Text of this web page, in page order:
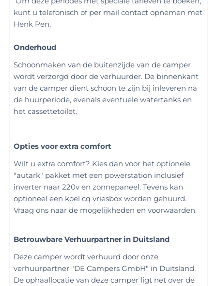
kunt u telefonisch of per mail contact opnemen met
Henk Pen.
Onderhoud
Schoonmaken van de buitenzijde van de camper
wordt verzorgd door de verhuurder. De binnenkant
van de camper dient schoon te zijn bij inleveren na
de huurperiode, evenals eventuele watertanks en
het cassettetoilet.
Opties voor extra comfort
Wilt u extra comfort? Kies dan voor het optionele
"autark" pakket met een powerstation inclusief
inverter naar 220v en zonnepaneel. Tevens kan
optioneel een koel cq vriesbox worden gehuurd.
Vraag ons naar de mogelijkheden en voorwaarden.
Betrouwbare Verhuurpartner in Duitsland
Deze camper wordt verhuurd door onze
verhuurpartner "DE Campers GmbH" in Duitsland.
De ophaallocatie van deze camper ligt net over de